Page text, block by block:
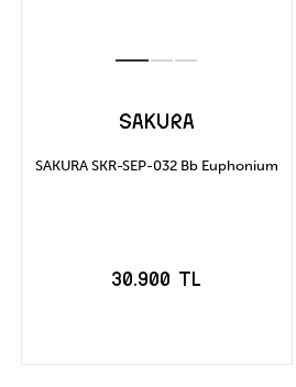
SAKURA SKR-SEP-032 Bb Euphonium
30.900 TL